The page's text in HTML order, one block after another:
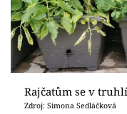
Rajčatům se v
Zdroj: Simona Sedláčková